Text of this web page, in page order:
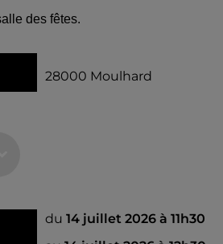
des fêtes.
28000 Moulhard
du14 juillet 2026 à 11h30